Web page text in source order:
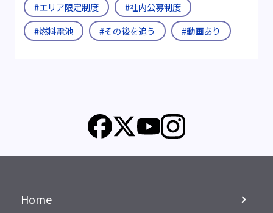
動画: #動画あり
#理学研究科 化学専攻 #量子物理学
#エリア限定制度
#社内公募制度
#燃料電池
#その後を追う #動画あり
Home